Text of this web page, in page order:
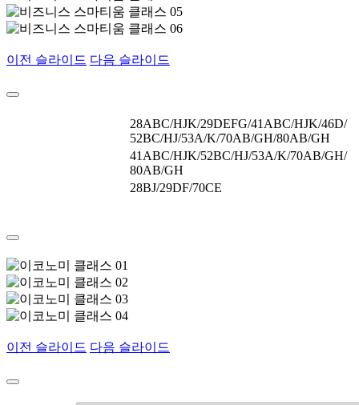
이전 슬라이드 다음 슬라이드
28ABC/HJK/29DEFG/41ABC/HJK/46D/
52BC/HJ/53A/K/70AB/GH/80AB/GH
41ABC/HJK/52BC/HJ/53A/K/70AB/GH/
80AB/GH
28BJ/29DF/70CE
이전 슬라이드 다음 슬라이드